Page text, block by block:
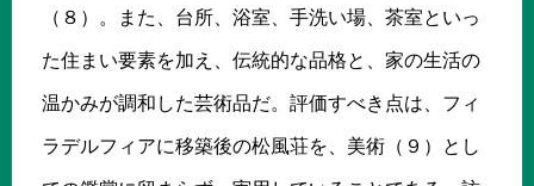
（８）。また、台所、浴室、手洗い場、茶室といっ
た住まい要素を加え、伝統的な品格と、家の生活の
温かみが調和した芸術品だ。評価すべき点は、フィ
ラデルフィアに移築後の松風荘を、美術（９）とし